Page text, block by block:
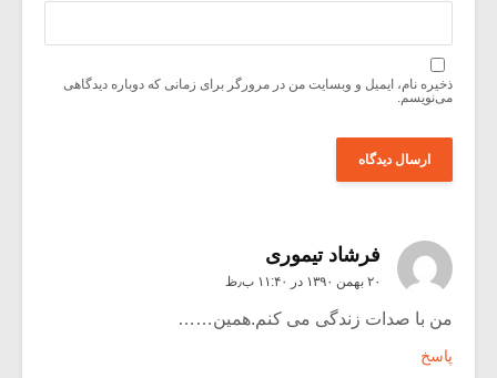
ذخیره نام، ایمیل و وبسایت من در مرورگر برای زمانی که دوباره دیدگاهی
می‌نویسم.
فرشاد تیموری
۲۰ بهمن ۱۳۹۰ در ۱۱:۴۰ ب٫ظ
من با صدات زندگی می کنم.همین……
پاسخ